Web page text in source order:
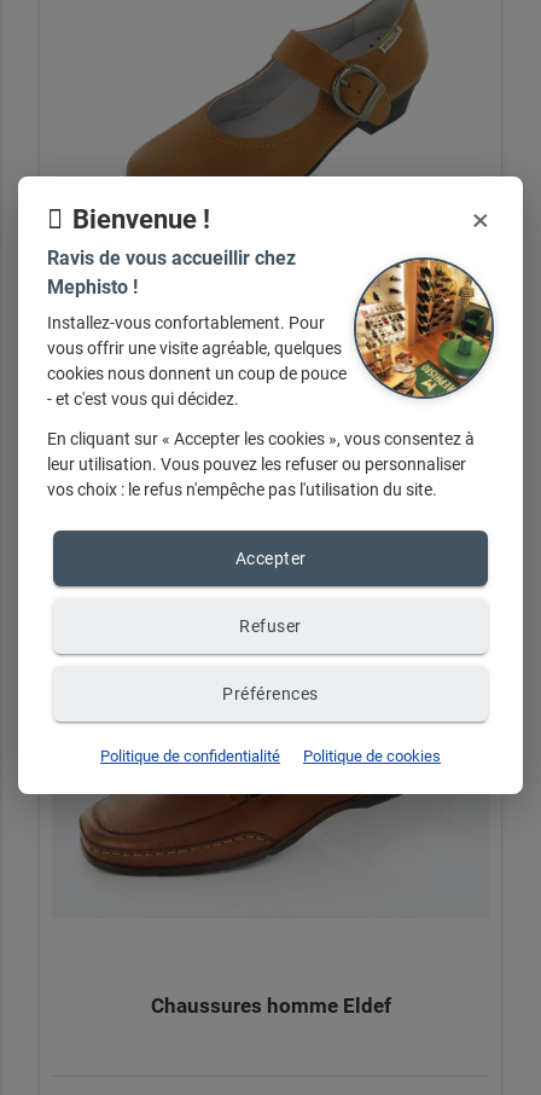
Chaussures femme Cyréna
+ d'infos sur demande
Chaussures homme Eldef
Bienvenue ! ×
Ravis de vous accueillir chez
Mephisto !
Installez-vous confortablement. Pour
vous offrir une visite agréable, quelques
cookies nous donnent un coup de pouce
- et c'est vous qui décidez.
En cliquant sur « Accepter les cookies », vous consentez à
leur utilisation. Vous pouvez les refuser ou personnaliser
vos choix : le refus n'empêche pas l'utilisation du site.
Accepter
Refuser
Préférences
Politique de confidentialité Politique de cookies